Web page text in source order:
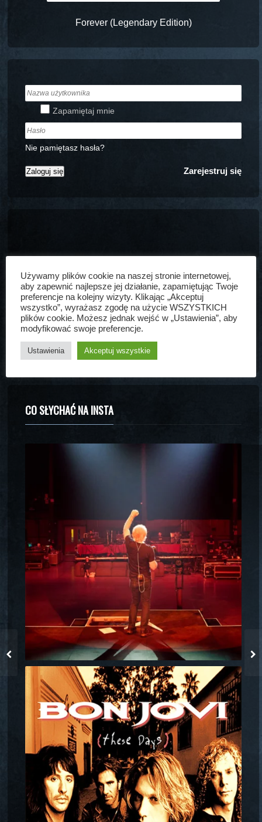
Forever (Legendary Edition)
Zapamiętaj mnie
Nie pamiętasz hasła?
Zarejestruj się
CO SŁYCHAĆ NA FORUM
BRAK NOWYCH POSTÓW
CO SŁYCHAĆ NA INSTA
Używamy plików cookie na naszej stronie internetowej,
aby zapewnić najlepsze jej działanie, zapamiętując Twoje
preferencje na kolejny wizyty. Klikając „Akceptuj
wszystko”, wyrażasz zgodę na użycie WSZYSTKICH
plików cookie. Możesz jednak wejść w „Ustawienia”, aby
modyfikować swoje preferencje.
Ustawienia Akceptuj wszystkie